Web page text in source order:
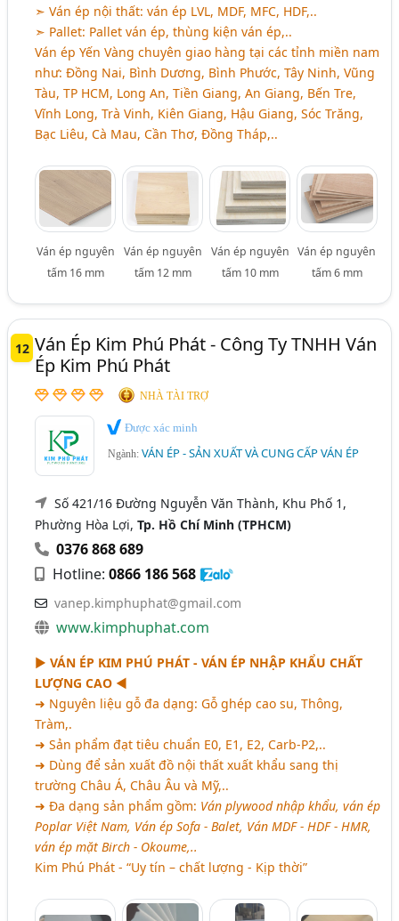
➣ Ván ép nội thất: ván ép LVL, MDF, MFC, HDF,..
➣ Pallet: Pallet ván ép, thùng kiện ván ép,..
Ván ép Yến Vàng chuyên giao hàng tại các tỉnh miền nam
như: Đồng Nai, Bình Dương, Bình Phước, Tây Ninh, Vũng
Tàu, TP HCM, Long An, Tiền Giang, An Giang, Bến Tre,
Vĩnh Long, Trà Vinh, Kiên Giang, Hậu Giang, Sóc Trăng,
Bạc Liêu, Cà Mau, Cần Thơ, Đồng Tháp,..
Ván ép nguyên
tấm 16 mm
Ván ép nguyên
tấm 12 mm
Ván ép nguyên
tấm 10 mm
Ván ép nguyên
tấm 6 mm
12 Ván Ép Kim Phú Phát - Công Ty TNHH Ván
Ép Kim Phú Phát
NHÀ TÀI TRỢ
Được xác minh
Ngành:VÁN ÉP - SẢN XUẤT VÀ CUNG CẤP VÁN ÉP
Số 421/16 Đường Nguyễn Văn Thành, Khu Phố 1,
Phường Hòa Lợi,Tp. Hồ Chí Minh (TPHCM)
0376 868 689
Hotline:0866 186 568
vanep.kimphuphat@gmail.com
www.kimphuphat.com
►VÁN ÉP KIM PHÚ PHÁT - VÁN ÉP NHẬP KHẨU CHẤT
LƯỢNG CAO ◄
➜ Nguyên liệu gỗ đa dạng: Gỗ ghép cao su, Thông,
Tràm,.
➜ Sản phẩm đạt tiêu chuẩn E0, E1, E2, Carb-P2,..
➜ Dùng để sản xuất đồ nội thất xuất khẩu sang thị
trường Châu Á, Châu Âu và Mỹ,..
➜ Đa dạng sản phẩm gồm: Ván plywood nhập khẩu, ván ép
Poplar Việt Nam, Ván ép Sofa - Balet, Ván MDF - HDF - HMR,
ván ép mặt Birch - Okoume,..
Kim Phú Phát - “Uy tín – chất lượng - Kịp thời”